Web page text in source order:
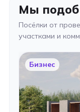
Мы
Посёлки от
участками и
Бизнес